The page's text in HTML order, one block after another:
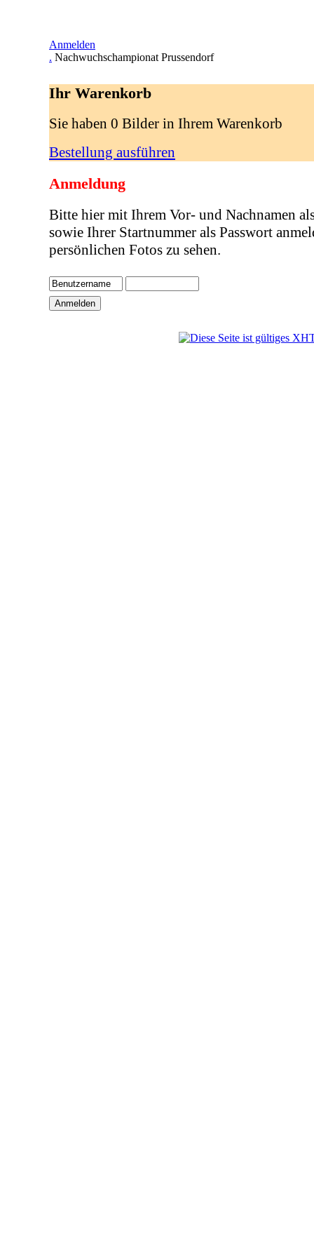
Anmelden
. Nachwuchschampionat Prussendorf
Ihr Warenkorb
Sie haben 0 Bilder in Ihrem Warenkorb
Bestellung ausführen
Anmeldung
Bitte hier mit Ihrem Vor- und Nachnamen
sowie Ihrer Startnummer als Passwort
persönlichen Fotos zu sehen.